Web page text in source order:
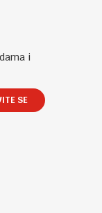
i
SE